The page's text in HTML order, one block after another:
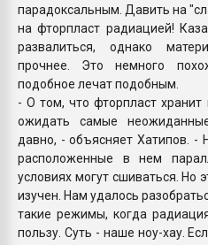
парадоксальным. Давить на
на фторпласт радиацией!
развалиться, однако
прочнее. Это немного
подобное лечат подобным.
- О том, что фторпласт
ожидать самые
давно, - объясняет Хатипов. -
расположенные в нем
условиях могут сшиваться. Но
изучен. Нам удалось
такие режимы, когда
пользу. Суть - наше ноу-хау.